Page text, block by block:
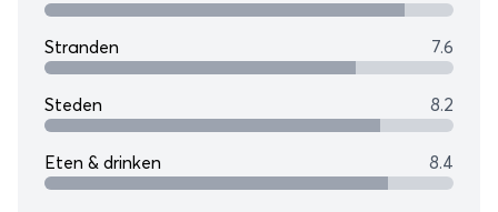
Stranden 7.6
Steden 8.2
Eten & drinken 8.4